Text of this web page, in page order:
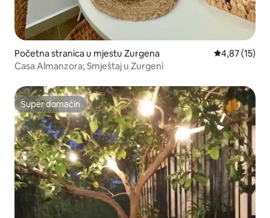
Početna stranica u mjestu Zurgena prosječna
4,87 (15)
Casa Almanzora; Smještaj u Zurgeni
Super domaćin
Super domaćin